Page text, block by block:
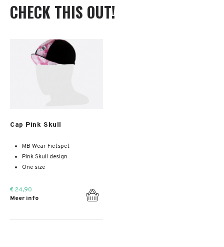
CHECK THIS OUT!
Cap Pink Skull
MB Wear Fietspet
Pink Skull design
One size
€ 24,90
Meer info